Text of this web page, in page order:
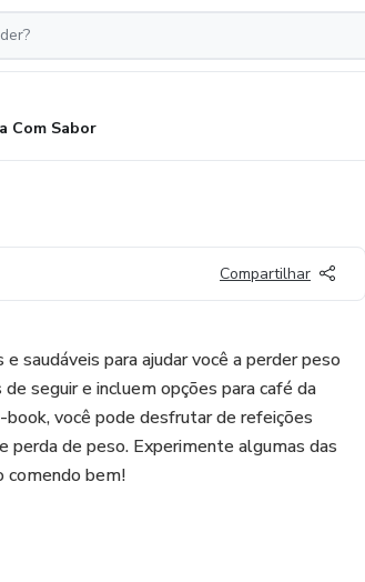
Com Sabor
Compartilhar
saudáveis para ajudar você a perder peso
seguir e incluem opções para café da
book, você pode desfrutar de refeições
perda de peso. Experimente algumas das
comendo bem!